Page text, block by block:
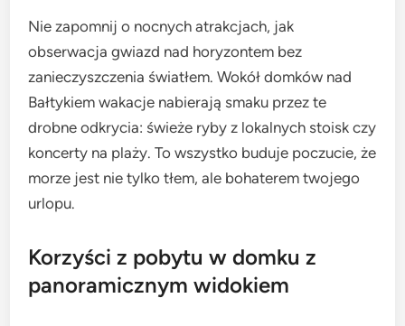
Nie zapomnij o nocnych atrakcjach, jak
obserwacja gwiazd nad horyzontem bez
zanieczyszczenia światłem. Wokół domków nad
Bałtykiem wakacje nabierają smaku przez te
drobne odkrycia: świeże ryby z lokalnych stoisk czy
koncerty na plaży. To wszystko buduje poczucie, że
morze jest nie tylko tłem, ale bohaterem twojego
urlopu.
Korzyści z pobytu w domku z
panoramicznym widokiem